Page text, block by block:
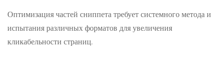
Оптимизация частей сниппета требует системного метода и
испытания различных форматов для увеличения
кликабельности страниц.